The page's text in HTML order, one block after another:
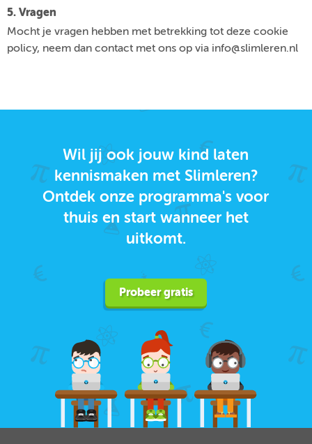
5. Vragen
Mocht je vragen hebben met betrekking tot deze cookie
policy, neem dan contact met ons op via info@slimleren.nl
Wil jij ook jouw kind laten
kennismaken met Slimleren?
Ontdek onze programma's voor
thuis en start wanneer het
uitkomt.
Probeer gratis